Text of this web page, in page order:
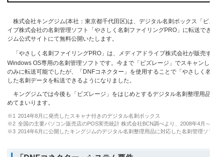
株式会社キングジム(本社：東京都千代田区)は、デジタル名刺ボックス「ビズ
イブ株式会社の名刺管理ソフト「やさしく名刺ファイリングPRO」に転送で
ジム公式サイトにて無料公開いたします。
「やさしく名刺ファイリングPRO」は、メディアドライブ株式会社が販売す
Windows OS専用の名刺管理ソフトです。今まで「ビズレージ」でスキャンし
のみに転送可能でしたが、「DNFコネクター」を使用することで「やさしく名
した名刺データを転送できるようになりました。
キングジムでは今後も「ビズレージ」をはじめとするデジタル名刺整理用品
めてまいります。
※1 2014年8月に発売したスキャナ付きのデジタル名刺ボックス
※2 全国の主要パソコン販売店のPOS実売統計 株式会社BCN調べより、2008年4月～
※3 2014年6月に公開したキングジムのデジタル名刺整理用品に対応した名刺管理ソフ